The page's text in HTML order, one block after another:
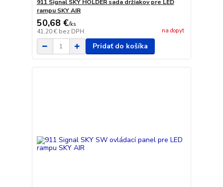
911 Signal SKY HOLDER sada držiakov pre LED
rampu SKY AIR
50,68 €/ks
41,20 € bez DPH na dopyt
Pridať do košíka